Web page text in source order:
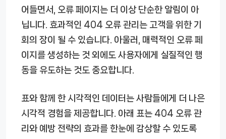
어들면서, 오류 페이지는 더 이상 단순한 알림이 아
닙니다. 효과적인 404 오류 관리는 고객을 위한 기
회의 장이 될 수 있습니다. 아울러, 매력적인 오류 페
이지를 생성하는 것 외에도 사용자에게 실질적인 행
동을 유도하는 것도 중요합니다.
표와 함께 한 시각적인 데이터는 사람들에게 더 나은
시각적 경험을 제공합니다. 아래 표는 404 오류 관
리와 예방 전략의 효과를 한눈에 감상할 수 있도록